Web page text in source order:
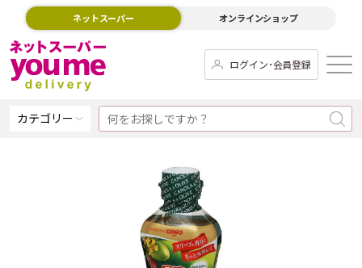
ネットスーパー オンラインショップ
ログイン･会員登録
カテゴリー